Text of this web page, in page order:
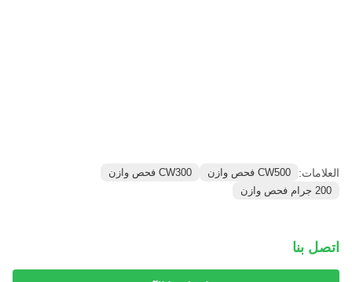
العلامات: CW500 فحص وازن
CW300 فحص وازن
200 جرام فحص وازن
اتصل بنا